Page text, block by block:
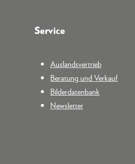
Service
Auslandsvertrieb
Beratung und Verkauf
Bilderdatenbank
Newsletter